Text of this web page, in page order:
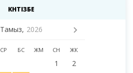
КҮНТІЗБЕ
Тамыз, 2026
СР БС ЖМ СН ЖК
1
2